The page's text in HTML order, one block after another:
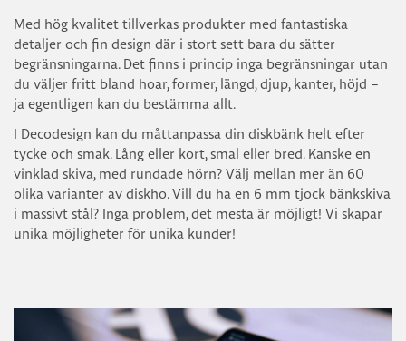
Med hög kvalitet tillverkas produkter med fantastiska
detaljer och fin design där i stort sett bara du sätter
begränsningarna. Det finns i princip inga begränsningar utan
du väljer fritt bland hoar, former, längd, djup, kanter, höjd –
ja egentligen kan du bestämma allt.
I Decodesign kan du måttanpassa din diskbänk helt efter
tycke och smak. Lång eller kort, smal eller bred. Kanske en
vinklad skiva, med rundade hörn? Välj mellan mer än 60
olika varianter av diskho. Vill du ha en 6 mm tjock bänkskiva
i massivt stål? Inga problem, det mesta är möjligt! Vi skapar
unika möjligheter för unika kunder!